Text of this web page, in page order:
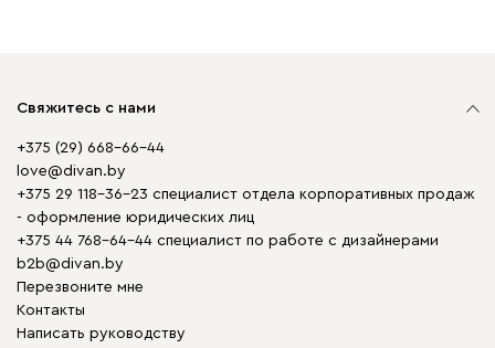
Свяжитесь с нами
+375 (29) 668-66-44
love@divan.by
+375 29 118-36-23 специалист отдела корпоративных продаж
- оформление юридических лиц
+375 44 768-64-44 специалист по работе с дизайнерами
b2b@divan.by
Перезвоните мне
Контакты
Написать руководству